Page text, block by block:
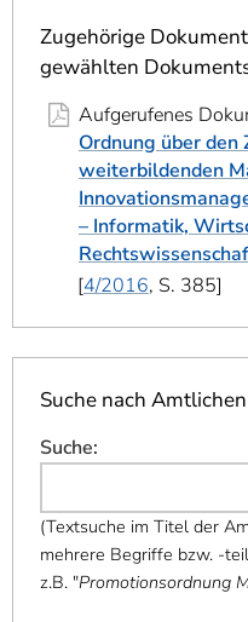
Zugehörige
gewählten
Aufgerufenes
Ordnung über den
weiterbildenden
– Informatik,
4/2016, S. 385
Suche nach
Suche:
(Textsuche im Titel der
mehrere Begriffe bzw. -
z.B. "Promotionsordnung